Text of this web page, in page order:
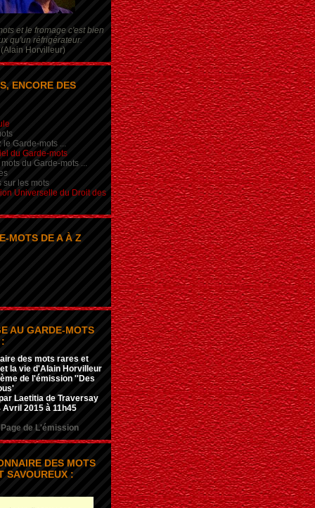
et le fromage c'est bien
qu'un réfrigérateur.
(Alain Horvilleur)
ENCORE DES
le Garde-mots ...
du Garde-mots
du Garde-mots ...
sur les mots
Universelle du Droit des
MOTS DE A À Z
AU GARDE-MOTS
des mots rares et
la vie d'Alain Horvilleur
de l'émission ''Des
Laetitia de Traversay
Avril 2015 à 11h45
Page de L'émission
DES MOTS
SAVOUREUX :